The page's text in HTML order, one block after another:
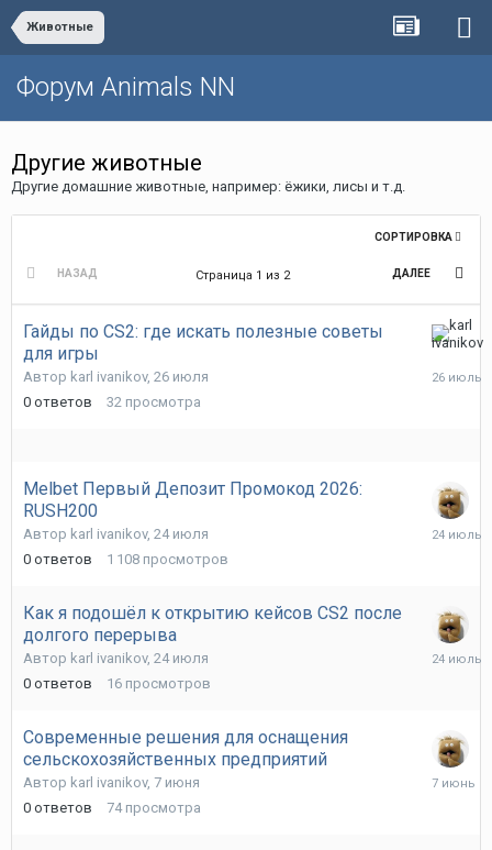
Животные
Форум Animals NN
Другие животные
Другие домашние животные, например: ёжики, лисы и т.д.
СОРТИРОВКА
НАЗАД ДАЛЕЕ
Страница 1 из 2
Гайды по CS2: где искать полезные советы
для игры
Автор karl ivanikov, 26 июля
0 ответов 32 просмотра
26
июля
Melbet Первый Депозит Промокод 2026:
RUSH200
Автор karl ivanikov, 24 июля
0 ответов 1 108 просмотров
24
Как я подошёл к открытию кейсов CS2 после
долгого перерыва
Автор karl ivanikov, 24 июля
0 ответов 16 просмотров
24
Современные решения для оснащения
сельскохозяйственных предприятий
Автор karl ivanikov, 7 июня
0 ответов 74 просмотра
7